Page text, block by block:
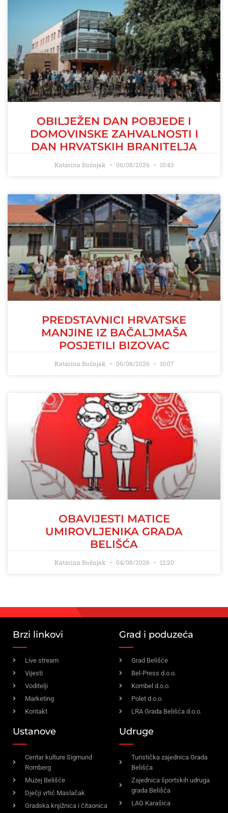
OBILJEŽEN DAN POBJEDE I
DOMOVINSKE ZAHVALNOSTI I
DAN HRVATSKIH BRANITELJA
Katarina Bošnjak 06/08/2026 10:43
PREDSTAVNICI HRVATSKE
MANJINE IZ BAČALJMAŠA
POSJETILI BIZOVAC
Katarina Bošnjak 06/08/2026 10:07
OBAVIJESTI MATICE
UMIROVLJENIKA GRADA
BELIŠĆA
Katarina Bošnjak 04/08/2026 12:20
Brzi linkovi
Live stream
Vijesti
Voditelji
Marketing
Kontakt
Grad i poduzeća
Grad Belišće
Bel-Press d.o.o.
Kombel d.o.o.
Polet d.o.o.
LRA Grada Belišća d.o.o.
Ustanove
Centar kulture Sigmund
Romberg
Muzej Belišće
Dječji vrtić Maslačak
Gradska knjižnica i čitaonica
Udruge
Turistička zajednica Grada
Belišća
Zajednica športskih udruga
grada Belišća
LAG Karašica